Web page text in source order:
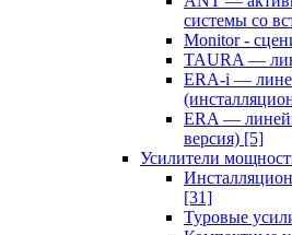
системы со
Monitor -
TAURA —
ERA-i —
ERA —
версия) [5]
Усилители
[31]
Туровые